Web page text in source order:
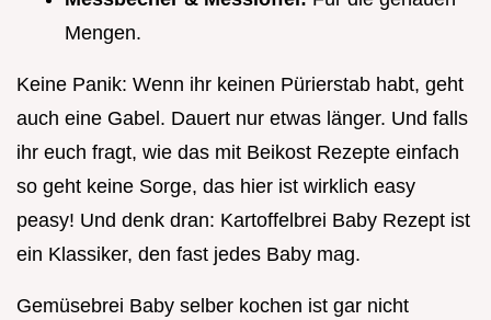
Mengen.
Keine Panik: Wenn ihr keinen Pürierstab habt, geht
auch eine Gabel. Dauert nur etwas länger. Und falls
ihr euch fragt, wie das mit Beikost Rezepte einfach
so geht keine Sorge, das hier ist wirklich easy
peasy! Und denk dran: Kartoffelbrei Baby Rezept ist
ein Klassiker, den fast jedes Baby mag.
Gemüsebrei Baby selber kochen ist gar nicht